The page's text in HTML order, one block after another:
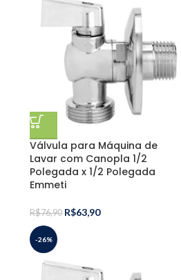
Válvula para Máquina de
Lavar com Canopla 1/2
Polegada x 1/2 Polegada
Emmeti
R$76,90 R$63,90
-26%